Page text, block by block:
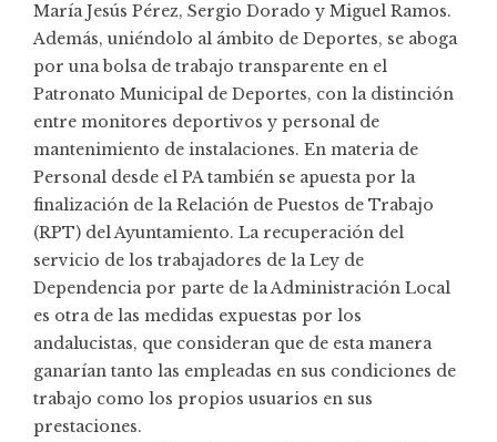
María Jesús Pérez, Sergio Dorado y Miguel Ramos.
Además, uniéndolo al ámbito de Deportes, se aboga
por una bolsa de trabajo transparente en el
Patronato Municipal de Deportes, con la distinción
entre monitores deportivos y personal de
mantenimiento de instalaciones. En materia de
Personal desde el PA también se apuesta por la
finalización de la Relación de Puestos de Trabajo
(RPT) del Ayuntamiento. La recuperación del
servicio de los trabajadores de la Ley de
Dependencia por parte de la Administración Local
es otra de las medidas expuestas por los
andalucistas, que consideran que de esta manera
ganarían tanto las empleadas en sus condiciones de
trabajo como los propios usuarios en sus
prestaciones.